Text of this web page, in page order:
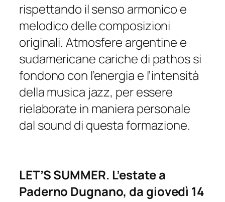
rispettando il senso armonico e
melodico delle composizioni
originali. Atmosfere argentine e
sudamericane cariche di pathos si
fondono con l’energia e l’intensità
della musica jazz, per essere
rielaborate in maniera personale
dal sound di questa formazione.
LET’S SUMMER. L’estate a
Paderno Dugnano, da giovedì 14